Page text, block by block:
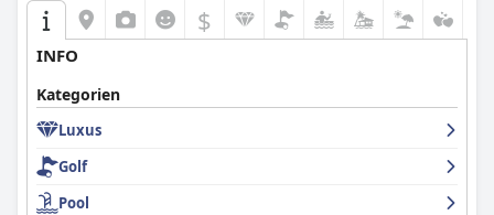
$
INFO
Kategorien
Luxus
Golf
Pool